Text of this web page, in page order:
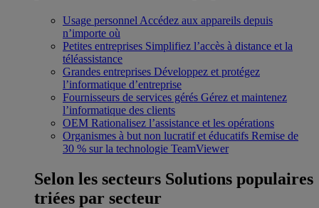
Usage personnel Accédez aux appareils depuis
n’importe où
Petites entreprises Simplifiez l’accès à distance et la
téléassistance
Grandes entreprises Développez et protégez
l’informatique d’entreprise
Fournisseurs de services gérés Gérez et maintenez
l’informatique des clients
OEM Rationalisez l’assistance et les opérations
Organismes à but non lucratif et éducatifs Remise de
30 % sur la technologie TeamViewer
Selon les secteurs Solutions populaires
triées par secteur